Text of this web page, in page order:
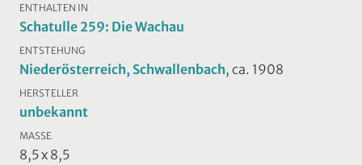
ENTHALTEN IN
Schatulle 259: Die Wachau
ENTSTEHUNG
Niederösterreich, Schwallenbach, ca. 1908
HERSTELLER
unbekannt
MASSE
8,5 x 8,5